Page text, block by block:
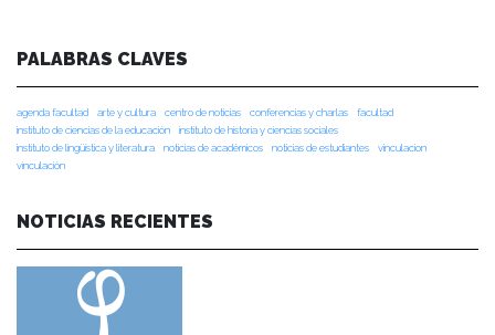
PALABRAS CLAVES
agenda facultad arte y cultura centro de noticias conferencias y charlas
facultad
instituto de ciencias de la educación
instituto de historia y ciencias sociales
instituto de lingüística y literatura
noticias de académicos noticias de estudiantes
vinculacion
vinculación
NOTICIAS RECIENTES